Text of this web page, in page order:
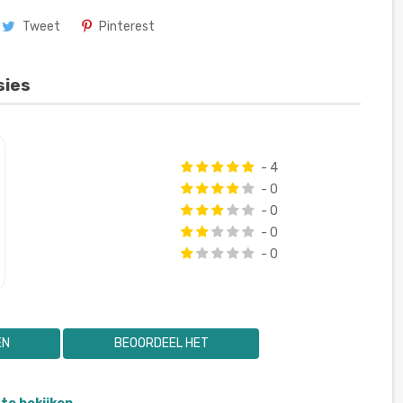
Tweet Pinterest
- 4
- 0
- 0
- 0
- 0
BEOORDEEL HET